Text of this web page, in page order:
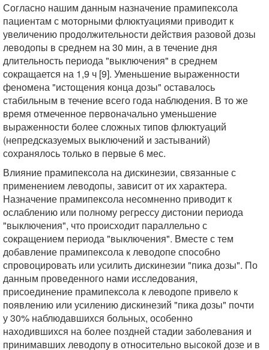
Согласно нашим данным назначение прамипексола
пациентам с моторными флюктуациями приводит к
увеличению продолжительности действия разовой дозы
леводопы в среднем на 30 мин, а в течение дня
длительность периода "выключения" в среднем
сокращается на 1,9 ч [9]. Уменьшение выраженности
феномена "истощения конца дозы" оставалось
стабильным в течение всего года наблюдения. В то же
время отмеченное первоначально уменьшение
выраженности более сложных типов флюктуаций
(непредсказуемых выключений и застываний)
сохранялось только в первые 6 мес.
Влияние прамипексола на дискинезии, связанные с
применением леводопы, зависит от их характера.
Назначение прамипексола несомненно приводит к
ослаблению или полному регрессу дистонии периода
"выключения", что происходит параллельно с
сокращением периода "выключения". Вместе с тем
добавление прамипексола к леводопе способно
спровоцировать или усилить дискинезии "пика дозы". По
данным проведенного нами исследования,
присоединение прамипексола к леводопе привело к
появлению или усилению дискинезий "пика дозы" почти
у 30% наблюдавшихся больных, особенно
находившихся на более поздней стадии заболевания и
принимавших леводопу в относительно высокой дозе и в